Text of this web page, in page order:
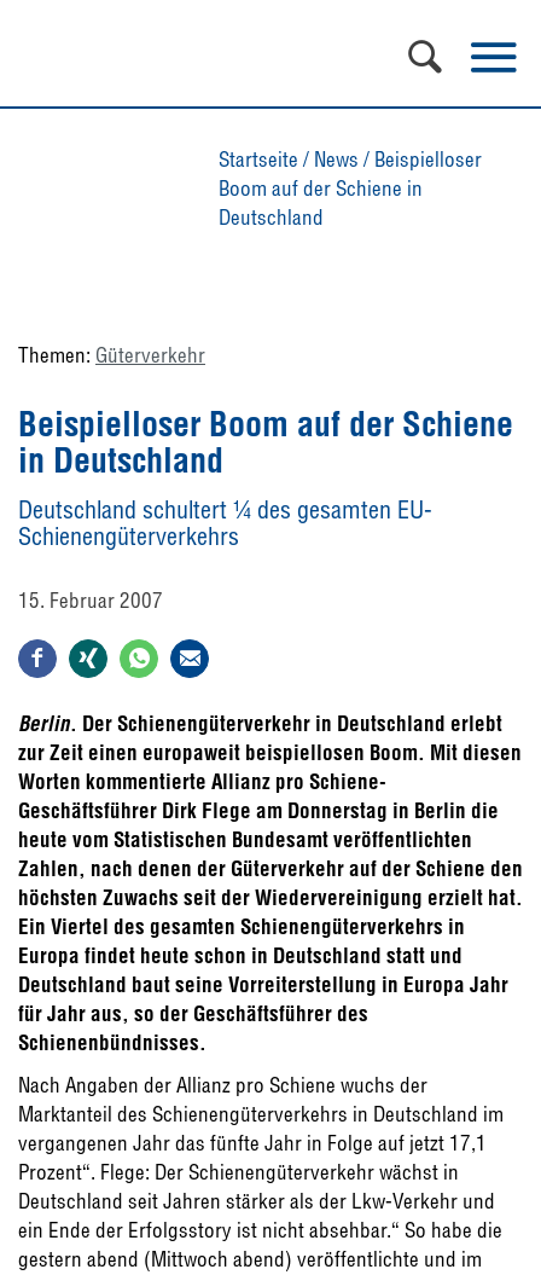
Startseite / News / Beispielloser
Boom auf der Schiene in
Deutschland
Themen: Güterverkehr
Beispielloser Boom auf der Schiene
in Deutschland
Deutschland schultert ¼ des gesamten EU-
Schienengüterverkehrs
15. Februar 2007
Berlin. Der Schienengüterverkehr in Deutschland erlebt
zur Zeit einen europaweit beispiellosen Boom. Mit diesen
Worten kommentierte Allianz pro Schiene-
Geschäftsführer Dirk Flege am Donnerstag in Berlin die
heute vom Statistischen Bundesamt veröffentlichten
Zahlen, nach denen der Güterverkehr auf der Schiene den
höchsten Zuwachs seit der Wiedervereinigung erzielt hat.
Ein Viertel des gesamten Schienengüterverkehrs in
Europa findet heute schon in Deutschland statt und
Deutschland baut seine Vorreiterstellung in Europa Jahr
für Jahr aus, so der Geschäftsführer des
Schienenbündnisses.
Nach Angaben der Allianz pro Schiene wuchs der
Marktanteil des Schienengüterverkehrs in Deutschland im
vergangenen Jahr das fünfte Jahr in Folge auf jetzt 17,1
Prozent“. Flege: Der Schienengüterverkehr wächst in
Deutschland seit Jahren stärker als der Lkw-Verkehr und
ein Ende der Erfolgsstory ist nicht absehbar.“ So habe die
gestern abend (Mittwoch abend) veröffentlichte und im